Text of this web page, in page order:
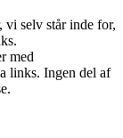
selv står inde for,
med
links. Ingen del af